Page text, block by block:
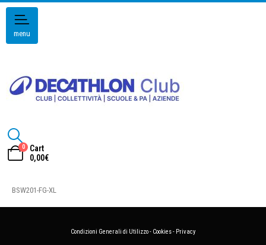
menu
0
Cart
0,00€
BSW201-FG-XL
Condizioni Generali di Utilizzo- Cookies- Privacy